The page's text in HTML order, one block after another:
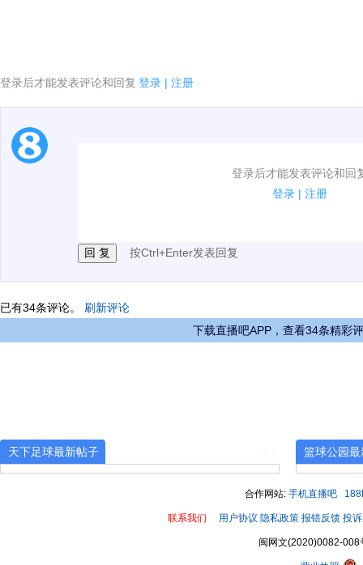
登录后才能发表评论和回复 登录 | 注册
登录后才能发表评论和回
登录 | 注册
1.电脑端新用户可以发表评论了！
按Ctrl+Enter发表回复
已有34条评论。 刷新评论
下载直播吧APP，查看34条精彩
天下足球最新帖子 篮球公园
合作网站: 手机直播吧
联系我们 用户协议 隐私政策 报错反馈 投
闽网文(2020)0082-